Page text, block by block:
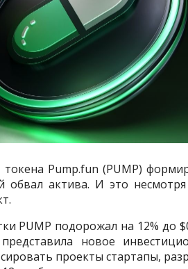
Pump.fun (PUMP)
обвал актива. И это
PUMP подорожал на 12% до
новое
проекты стартапы,